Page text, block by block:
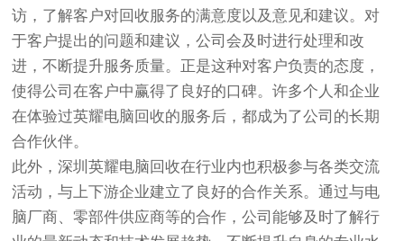
访，了解客户对回收服务的满意度以及意见和建议。对
于客户提出的问题和建议，公司会及时进行处理和改
进，不断提升服务质量。正是这种对客户负责的态度，
使得公司在客户中赢得了良好的口碑。许多个人和企业
在体验过英耀电脑回收的服务后，都成为了公司的长期
合作伙伴。
此外，深圳英耀电脑回收在行业内也积极参与各类交流
活动，与上下游企业建立了良好的合作关系。通过与电
脑厂商、零部件供应商等的合作，公司能够及时了解行